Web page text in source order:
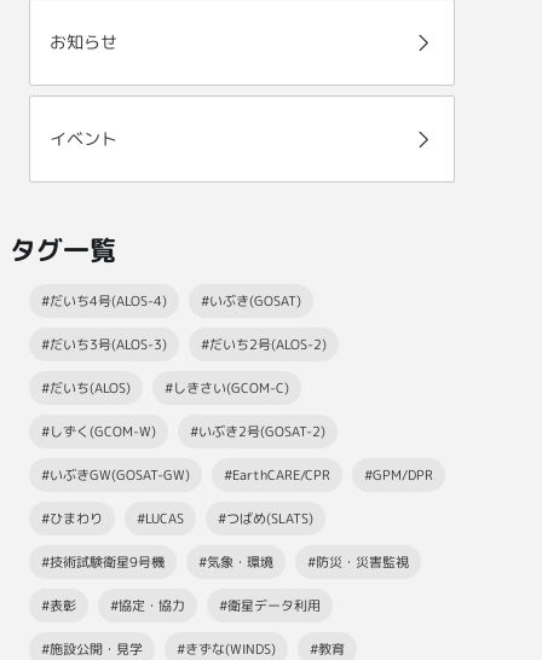
お知らせ
イベント
タグ一覧
#だいち4号(ALOS-4) #いぶき(GOSAT)
#だいち3号(ALOS-3) #だいち2号(ALOS-2)
#だいち(ALOS) #しきさい(GCOM-C)
#しずく(GCOM-W) #いぶき2号(GOSAT-2)
#いぶきGW(GOSAT-GW) #EarthCARE/CPR #GPM/DPR
#ひまわり #LUCAS #つばめ(SLATS)
#技術試験衛星9号機 #気象・環境 #防災・災害監視
#表彰 #協定・協力 #衛星データ利用
#施設公開・見学 #きずな(WINDS) #教育